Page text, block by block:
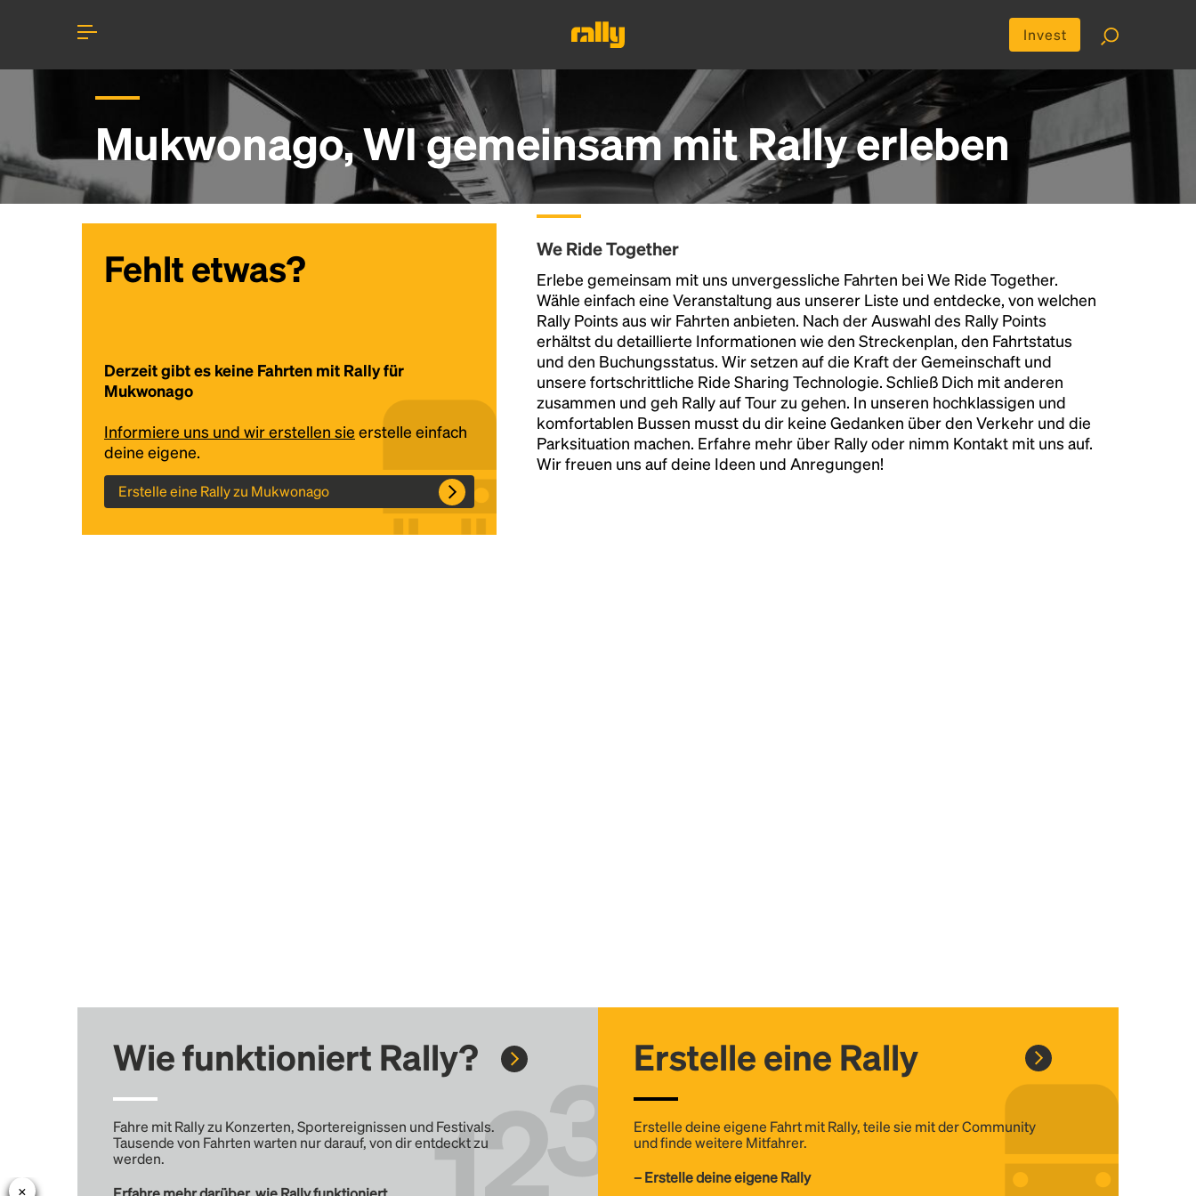
Invest
Mukwonago, WI gemeinsam mit Rally erleben
Fehlt etwas?
Derzeit gibt es keine Fahrten mit Rally für
Mukwonago
Informiere uns und wir erstellen sie erstelle einfach
deine eigene.
Erstelle eine Rally zu Mukwonago
We Ride Together
Erlebe gemeinsam mit uns unvergessliche Fahrten bei We Ride Together.
Wähle einfach eine Veranstaltung aus unserer Liste und entdecke, von welchen
Rally Points aus wir Fahrten anbieten. Nach der Auswahl des Rally Points
erhältst du detaillierte Informationen wie den Streckenplan, den Fahrtstatus
und den Buchungsstatus. Wir setzen auf die Kraft der Gemeinschaft und
unsere fortschrittliche Ride Sharing Technologie. Schließ Dich mit anderen
zusammen und geh Rally auf Tour zu gehen. In unseren hochklassigen und
komfortablen Bussen musst du dir keine Gedanken über den Verkehr und die
Parksituation machen. Erfahre mehr über Rally oder nimm Kontakt mit uns auf.
Wir freuen uns auf deine Ideen und Anregungen!
Wie funktioniert Rally?
Fahre mit Rally zu Konzerten, Sportereignissen und Festivals.
Tausende von Fahrten warten nur darauf, von dir entdeckt zu
werden.
Erstelle eine Rally
Erstelle deine eigene Fahrt mit Rally, teile sie mit der Community
und finde weitere Mitfahrer.
– Erstelle deine eigene Rally
Headline
Lorem Ipsum is simply dummy text of the
printing and typesetting industry.